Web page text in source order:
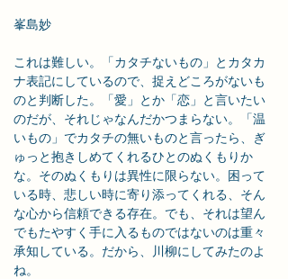
峯島妙
これは難しい。「カタチないもの」とカタカ
ナ表記にしているので、捉えどころがないも
のと判断した。「愛」とか「恋」と言いたい
のだが、それじゃなんだかつまらない。「温
いもの」でカタチの無いものと言ったら、ぎ
ゅっと抱きしめてくれるひとのぬくもりか
な。そのぬくもりは異性に限らない。困って
いる時、悲しい時に寄り添ってくれる、そん
な心から信頼できる存在。でも、それは望ん
でもたやすく手に入るものではないのは重々
承知している。だから、川柳にしてみたのよ
ね。